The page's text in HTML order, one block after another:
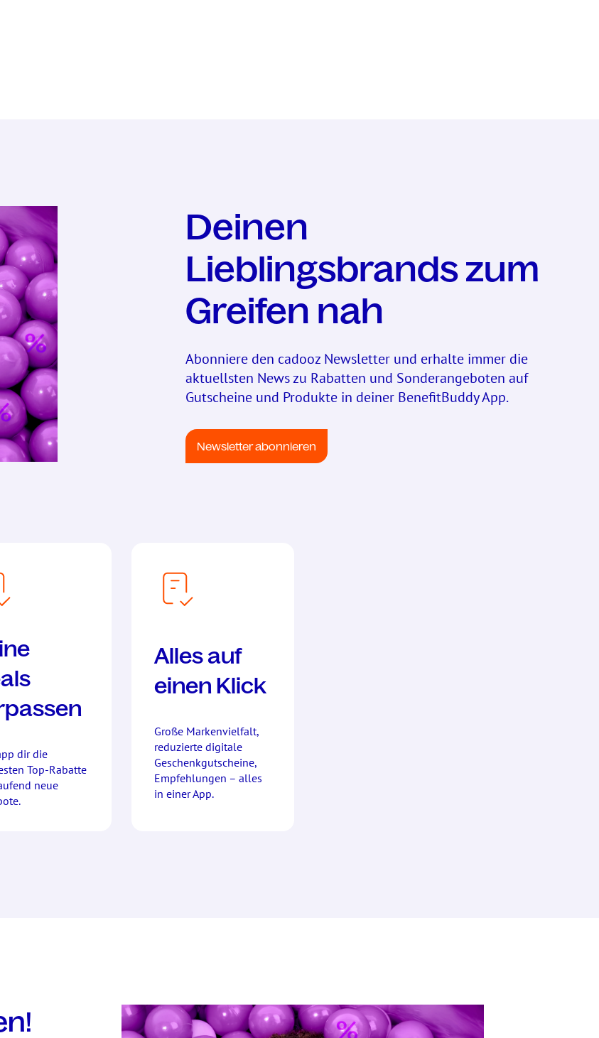
Deinen
Lieblingsbrands zum
Greifen nah
Abonniere den cadooz Newsletter und erhalte immer die
aktuellsten News zu Rabatten und Sonderangeboten auf
Gutscheine und Produkte in deiner BenefitBuddy App.
Newsletter abonnieren
dir die
Top-Rabatte
neue
Alles auf
einen Klick
Große Markenvielfalt,
reduzierte digitale
Geschenkgutscheine,
Empfehlungen – alles
in einer App.